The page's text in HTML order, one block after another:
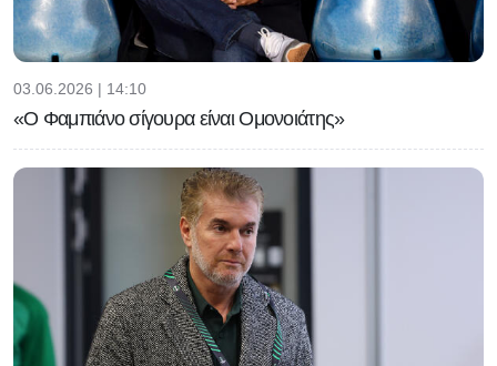
03.06.2026 | 14:10
«Ο Φαμπιάνο σίγουρα είναι Ομονοιάτης»